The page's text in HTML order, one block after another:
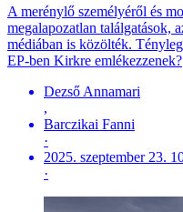
A merénylő személyéről és
megalapozatlan találgatások,
médiában is közölték.
EP-ben Kirkre emlékezzenek?
Dezső Annamari
,
Barczikai Fanni
·
2025. szeptember 23.
·